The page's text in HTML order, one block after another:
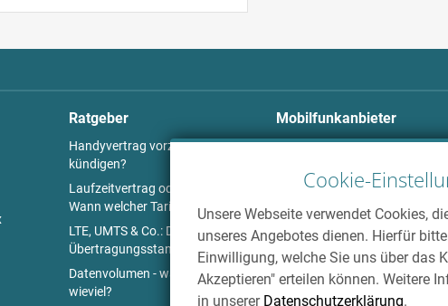
Ratgeber
Handyvertrag vorzeitig
kündigen?
Laufzeitvertrag oder Prepaid:
Wann welcher Tarif Sinn macht
LTE, UMTS & Co.: Die
Übertragungsstandards
Datenvolumen - was, wo und
wieviel?
Mobilfunkanbieter
Alle Mobilfunkanbieter
Telekom
o2
Cookie-
Unsere Webseite verwendet Cookies,
unseres Angebotes dienen. Hierfür
Einwilligung, welche Sie uns über das
Akzeptieren" erteilen können. Weitere
in unserer Datenschutzerklärung.